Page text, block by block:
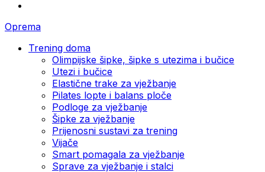
Oprema
Trening doma
Olimpijske šipke, šipke s utezima i bučice
Utezi i bučice
Elastične trake za vježbanje
Pilates lopte i balans ploče
Podloge za vježbanje
Šipke za vježbanje
Prijenosni sustavi za trening
Vijače
Smart pomagala za vježbanje
Sprave za vježbanje i stalci